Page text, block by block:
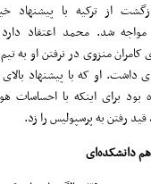
از ترکیه با پیشنهاد
مواجه شد. محمد اعتقاد
منزوی در نرفتن او به تیم
داشت. او که با پیشنهاد
بود برای اینکه با احساسات
قید رفتن به پرسپولیس را زد.
هم دانشکده‌ای